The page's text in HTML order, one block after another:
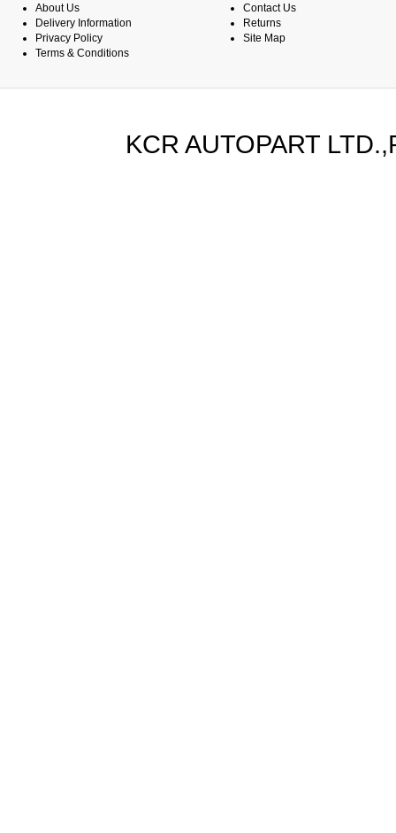
About Us
Delivery Information
Privacy Policy
Terms & Conditions
Contact Us
Returns
Site Map
KCR AUTOPART